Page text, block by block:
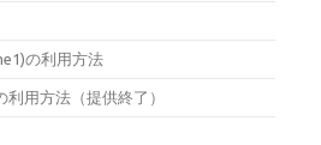
の利用方法
用方法（提供終了）